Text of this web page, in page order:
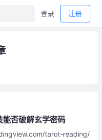
登录 注册
否破解玄学密码
tarot-reading/